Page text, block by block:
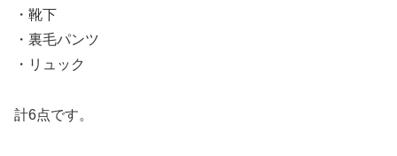
・靴下
・裏毛パンツ
・リュック
計6点です。